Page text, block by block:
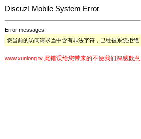
Discuz! Mobile System Error
Error messages:
您当前的访问请求当中含有非法字符，已经被系统拒绝
www.xunlong.tv 此错误给您带来的不便我们深感歉意